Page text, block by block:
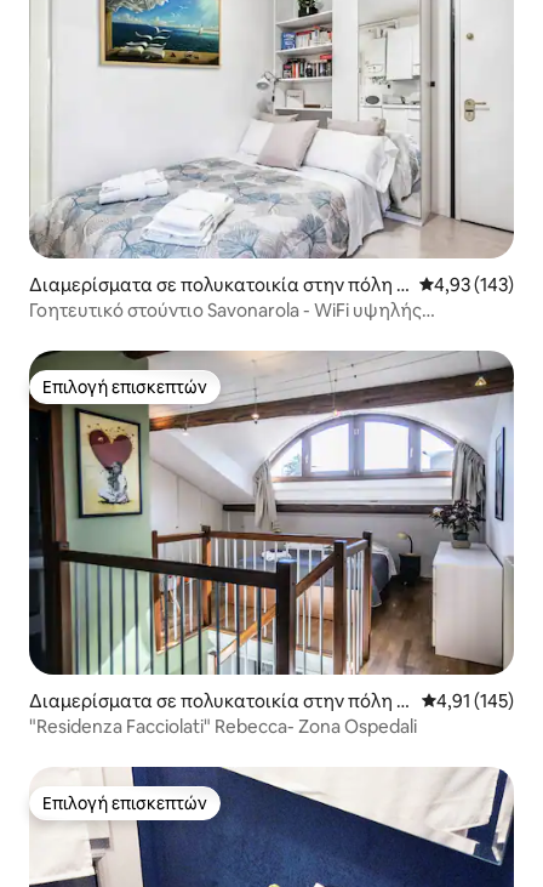
Διαμερίσματα σε πολυκατοικία στην πόλη Π
άντοβα
Μέση
4,93 (143)
Γοητευτικό στούντιο Savonarola - WiFi υψηλής
Επιλογή επισκεπτών
Επιλογή επισκεπτών
Διαμερίσματα σε πολυκατοικία στην πόλη Π
άντοβα
Μέση
4,91 (145)
"Residenza Facciolati" Rebecca- Zona Ospedali
Επιλογή επισκεπτών
Επιλογή επισκεπτών